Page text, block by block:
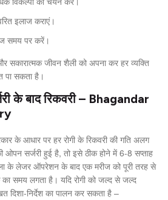
इलाज कराएं।
समय पर करें।
सकारात्मक जीवन शैली को अपना कर हर व्यक्ति
पा सकता है।
के बाद रिकवरी – Bhagandar
के आधार पर हर रोगी के रिकवरी की गति अलग
ओपन सर्जरी हुई है, तो इसे ठीक होने में 6-8 सप्ताह
के लेजर ऑपरेशन के बाद एक मरीज को पूरी तरह से
समय लगता है। यदि रोगी को जल्द से जल्द
दिशा-निर्देश का पालन कर सकता है –